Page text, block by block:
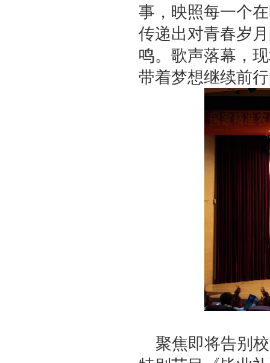
事，映照每一个
传递出对青春岁
鸣。歌声落幕，
带着梦想继续前
聚焦即将告别